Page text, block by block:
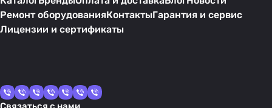
Ремонт оборудованияКонтактыГарантия и сервис
Лицензии и сертификаты